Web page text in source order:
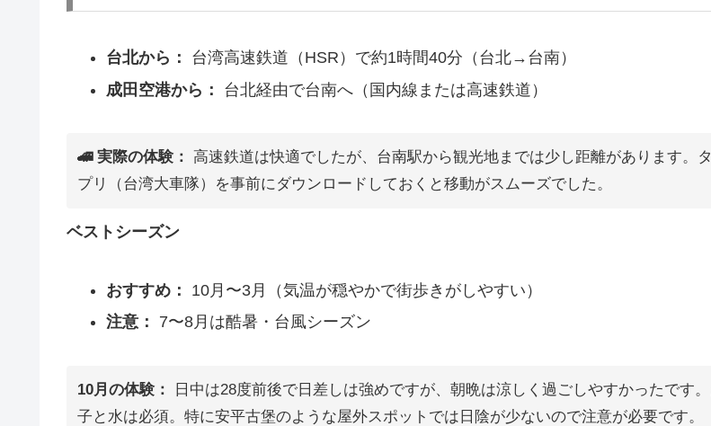
台北から：
台湾高速鉄道（HSR）で約1時間40分（台北→台南）
成田空港から：
台北経由で台南へ（国内線または高速鉄道）
🚄 実際の体験：
高速鉄道は快適でしたが、台南駅から観光地までは少し距離があります。
プリ（台湾大車隊）を事前にダウンロードしておくと移動がスムーズでした。
ベストシーズン
おすすめ：
10月〜3月（気温が穏やかで街歩きがしやすい）
注意：
7〜8月は酷暑・台風シーズン
10月の体験：
日中は28度前後で日差しは強めですが、朝晩は涼しく過ごしやすかったです
子と水は必須。特に安平古堡のような屋外スポットでは日陰が少ないので注意が必要です。